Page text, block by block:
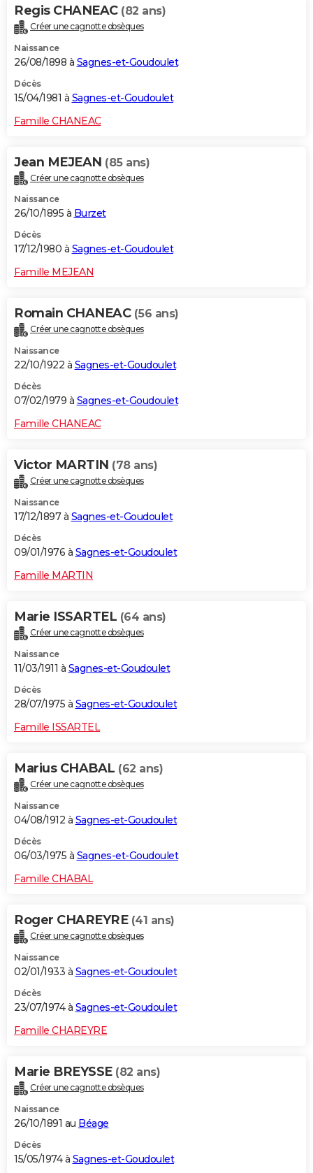
Regis CHANEAC (82 ans)
Créer une cagnotte obsèques
Naissance
26/08/1898 à Sagnes-et-Goudoulet
Décès
15/04/1981 à Sagnes-et-Goudoulet
Famille CHANEAC
Jean MEJEAN (85 ans)
Créer une cagnotte obsèques
Naissance
26/10/1895 à Burzet
Décès
17/12/1980 à Sagnes-et-Goudoulet
Famille MEJEAN
Romain CHANEAC (56 ans)
Créer une cagnotte obsèques
Naissance
22/10/1922 à Sagnes-et-Goudoulet
Décès
07/02/1979 à Sagnes-et-Goudoulet
Famille CHANEAC
Victor MARTIN (78 ans)
Créer une cagnotte obsèques
Naissance
17/12/1897 à Sagnes-et-Goudoulet
Décès
09/01/1976 à Sagnes-et-Goudoulet
Famille MARTIN
Marie ISSARTEL (64 ans)
Créer une cagnotte obsèques
Naissance
11/03/1911 à Sagnes-et-Goudoulet
Décès
28/07/1975 à Sagnes-et-Goudoulet
Famille ISSARTEL
Marius CHABAL (62 ans)
Créer une cagnotte obsèques
Naissance
04/08/1912 à Sagnes-et-Goudoulet
Décès
06/03/1975 à Sagnes-et-Goudoulet
Famille CHABAL
Roger CHAREYRE (41 ans)
Créer une cagnotte obsèques
Naissance
02/01/1933 à Sagnes-et-Goudoulet
Décès
23/07/1974 à Sagnes-et-Goudoulet
Famille CHAREYRE
Marie BREYSSE (82 ans)
Créer une cagnotte obsèques
Naissance
26/10/1891 au Béage
Décès
15/05/1974 à Sagnes-et-Goudoulet